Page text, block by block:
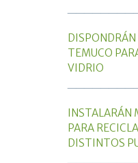
TEMUCO
VIDRIO
INSTALARÁN
PARA
DISTINTOS